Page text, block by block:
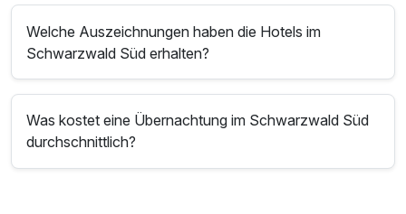
Welche Auszeichnungen haben die Hotels im
Schwarzwald Süd erhalten?
Was kostet eine Übernachtung im Schwarzwald Süd
durchschnittlich?